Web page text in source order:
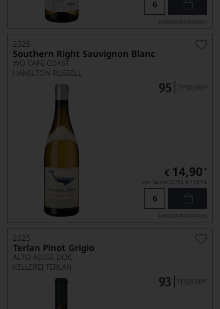
Lebensmittel­angaben
2025
Southern Right Sauvignon Blanc
WO CAPE COAST
HAMILTON RUSSELL
€ 14,90 *
pro Flasche (0.75l), € 19,87/L
Lebensmittel­angaben
2025
Terlan Pinot Grigio
ALTO ADIGE DOC
KELLEREI TERLAN